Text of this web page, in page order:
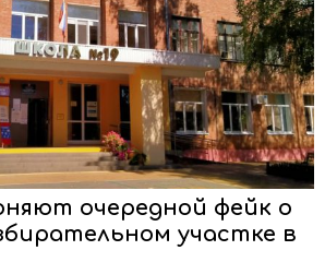
очередной фейк о
участке в